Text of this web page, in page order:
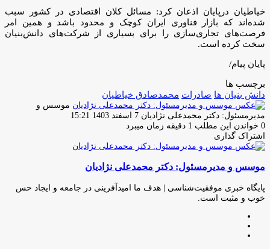
خیاطیان درپایان اذعان کرد: مسائل کلان اقتصادی در کشور سبب
شده‌اند که بازار فناوری ایران کوچک و محدود باشد و همین امر
فرصت‌های تجاری‌سازی را برای بسیاری از شرکت‌های دانش‌بنیان
سخت کرده است.
پایان پیام/
برچسب ها
دانش بنیان ها صادرات محمدصادق خیاطیان
موسس و
مدیرمسئول: دکتر محمدعلی نژادیان ارسال
ایمیل
7 اسفند 1403 15:21
0 خواندن این مطلب 1 دقیقه زمان میبرد
اشتراک گذاری
فیس
توئیتر
لینکدین
واتس
تلگرام
اشتراک
از
ایمیل
چاپ
موسس و مدیرمسئول: دکتر محمدعلی نژادیان
پایگاه خبری موفقیت‌شناسی | هدف ما امیدآفرینی در جامعه و ایجاد حس
خوب و مثبت است.